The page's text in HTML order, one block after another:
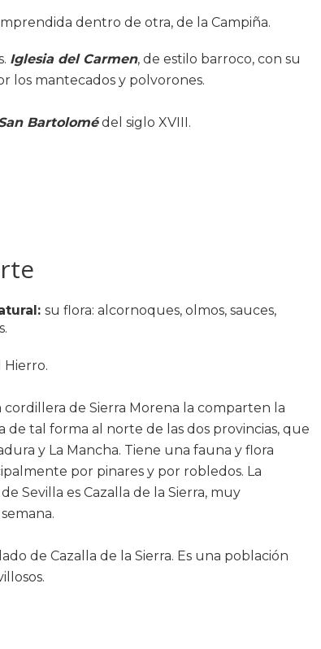
dentro de otra, de la Campiña.
Iglesia del Carmen, de estilo barroco, con su
los mantecados y polvorones.
Bartolomédel siglo XVIII.
su flora: alcornoques, olmos, sauces,
Hierro.
cordillera de Sierra Morena la comparten la
de tal forma al norte de las dos provincias, que
y La Mancha. Tiene una fauna y flora
por pinares y por robledos. La
Sevilla es Cazalla de la Sierra, muy
de Cazalla de la Sierra. Es una población